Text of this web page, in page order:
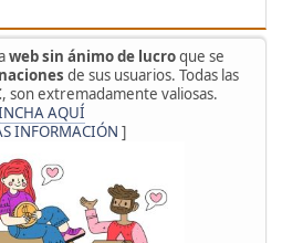
web sin ánimo de lucroque se
de sus usuarios. Todas las
, son extremadamente valiosas.
AQUÍ
INFORMACIÓN ]